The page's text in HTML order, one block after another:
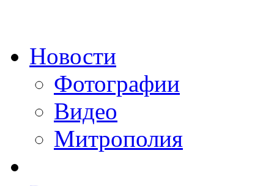
Новости
Фотографии
Видео
Митрополия